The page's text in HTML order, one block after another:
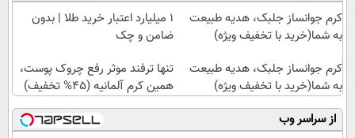
کرم جوانساز جلبک، هدیه طبیعت
به شما(خرید با تخفیف ویژه)
۱ میلیارد اعتبار خرید طلا | بدون
ضامن و چک
کرم جوانساز جلبک، هدیه طبیعت
به شما(خرید با تخفیف ویژه)
تنها ترفند موثر رفع چروک پوست،
همین کرم آلمانیه (45% تخفیف)
از سراسر وب